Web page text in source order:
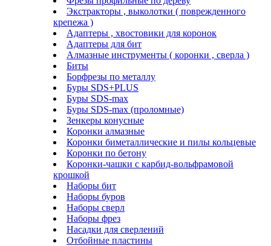
Экстракторы , выколотки ( поврежденного
крепежа )
Адаптеры , хвостовики для коронок
Адаптеры для бит
Алмазные инструменты ( коронки , сверла )
Биты
Борфрезы по металлу
Буры SDS+PLUS
Буры SDS-max
Буры SDS-max (проломные)
Зенкеры конусные
Коронки алмазные
Коронки биметаллические и пилы кольцевые
Коронки по бетону
Коронки-чашки с карбид-вольфрамовой
крошкой
Наборы бит
Наборы буров
Наборы сверл
Наборы фрез
Насадки для сверлений
Отбойные пластины